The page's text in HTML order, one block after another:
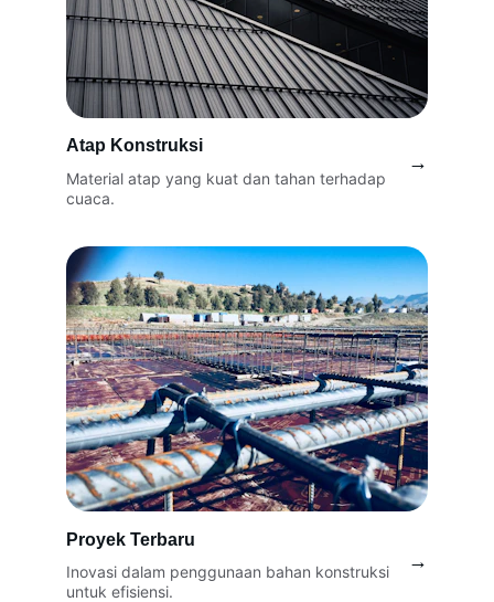
Atap Konstruksi
Material atap yang kuat dan tahan terhadap
cuaca.
Proyek Terbaru
Inovasi dalam penggunaan bahan konstruksi
untuk efisiensi.
→
→